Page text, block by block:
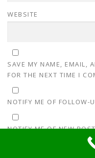
WEBSITE
SAVE MY NAME, EMAIL,
FOR THE NEXT TIME I
NOTIFY ME OF FOLLOW-
NOTIFY ME OF NEW